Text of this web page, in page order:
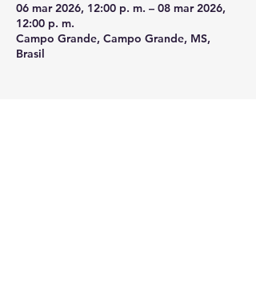
06 mar 2026, 12:00 p. m. – 08 mar 2026,
12:00 p. m.
Campo Grande, Campo Grande, MS,
Brasil